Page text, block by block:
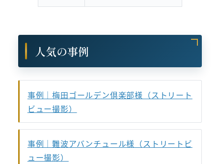
人気の事例
事例｜梅田ゴールデン倶楽部様（ストリート
ビュー撮影）
事例｜難波アバンチュール様（ストリートビ
ュー撮影）